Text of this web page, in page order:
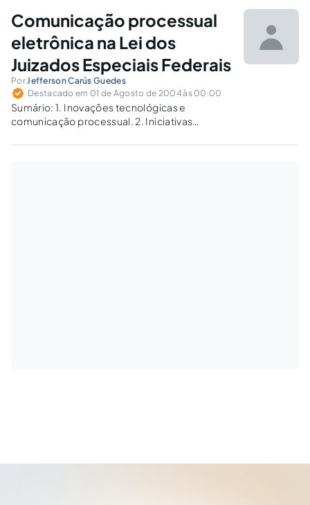
Comunicação processual
eletrônica na Lei dos
Juizados Especiais Federais
PorJefferson Carús Guedes
Destacado em 01 de Agosto de 2004 às 00:00
Sumário: 1. Inovações tecnológicas e
comunicação processual. 2. Iniciativas
eletrônica. 2.1. Remessa de petições e